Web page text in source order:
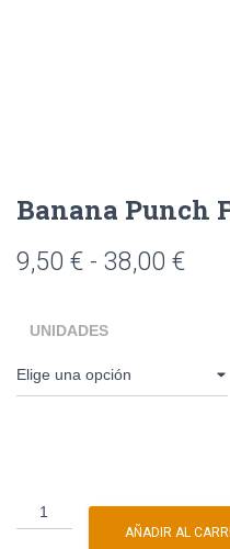
Banana Punch
9,50 € - 38,00 €
UNIDADES
AÑADIR AL